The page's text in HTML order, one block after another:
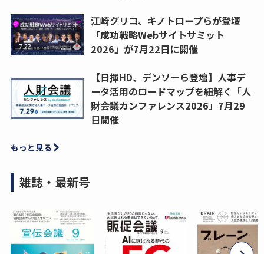
江崎グリコ、キノトロープらが登壇
「成功戦略Webサイトサミット
2026」が7月22日に開催
【日揮HD、デンソーら登壇】人事デ
ータ活用のロードマップを紐解く「人
財会議カンファレンス2026」7月29
日開催
もっと見る
雑誌・最新号